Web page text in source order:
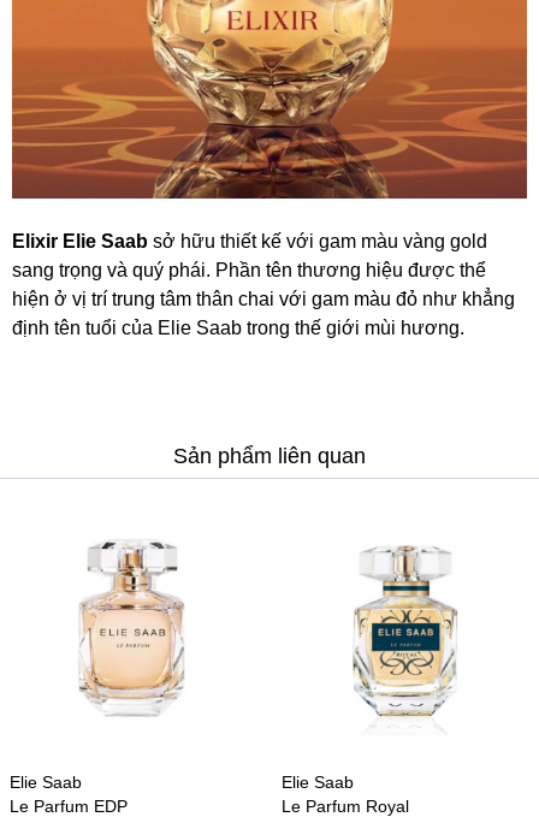
Elixir Elie Saab sở hữu thiết kế với gam màu vàng gold
sang trọng và quý phái. Phần tên thương hiệu được thể
hiện ở vị trí trung tâm thân chai với gam màu đỏ như khẳng
định tên tuổi của Elie Saab trong thế giới mùi hương.
Sản phẩm liên quan
Elie Saab
Le Parfum EDP
Elie Saab
Le Parfum Royal